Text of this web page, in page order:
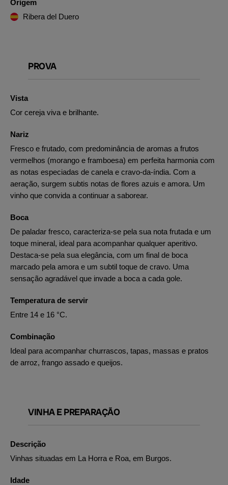
Origem
Ribera del Duero
PROVA
Vista
Cor cereja viva e brilhante.
Nariz
Fresco e frutado, com predominância de aromas a frutos
vermelhos (morango e framboesa) em perfeita harmonia com
as notas especiadas de canela e cravo-da-índia. Com a
aeração, surgem subtis notas de flores azuis e amora. Um
vinho que convida a continuar a saborear.
Boca
De paladar fresco, caracteriza-se pela sua nota frutada e um
toque mineral, ideal para acompanhar qualquer aperitivo.
Destaca-se pela sua elegância, com um final de boca
marcado pela amora e um subtil toque de cravo. Uma
sensação agradável que invade a boca a cada gole.
Temperatura de servir
Entre 14 e 16 °C.
Combinação
Ideal para acompanhar churrascos, tapas, massas e pratos
de arroz, frango assado e queijos.
VINHA E PREPARAÇÃO
Descrição
Vinhas situadas em La Horra e Roa, em Burgos.
Idade